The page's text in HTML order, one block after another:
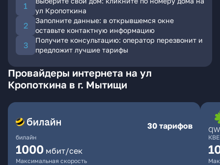
ул Кропоткина
Заполните данные: в открывшемся окне
оставьте контактную информацию
Получите консультацию: оператор перезвонит и
предложит лучшие тарифы
Провайдеры интернета на ул
Кропоткина в г. Мытищи
билайн
30 тарифов
1000 мбит/сек
Максимальная скорость